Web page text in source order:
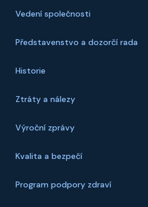
Vedení společnosti
Představenstvo a dozorčí rada
Historie
Ztráty a nálezy
Výroční zprávy
Kvalita a bezpečí
Program podpory zdraví